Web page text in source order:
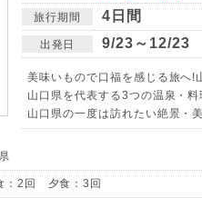
旅行期間 4日間
出発日 9/23～12/23
美味いもので口福を感じる旅へ
山口県を代表する3つの温泉・
山口県の一度は訪れたい絶景・
2回 夕食：3回